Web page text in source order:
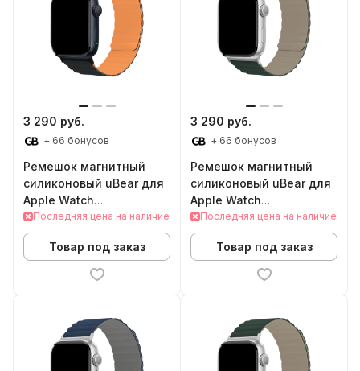
3 290 руб.
+ 66 бонусов
Ремешок магнитный
силиконовый uBear для
Apple Watch
42/44/45/49mm (M/L,
черный/оранжевый)
Последняя цена на наличие
Товар под заказ
3 290 руб.
+ 66 бонусов
Ремешок магнитный
силиконовый uBear для
Apple Watch
42/44/45/49mm (M/L,
зеленый/серый)
Последняя цена на наличие
Товар под заказ